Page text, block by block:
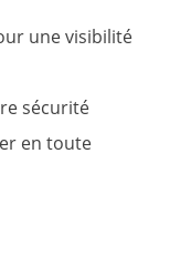
une visibilité
sécurité
en toute